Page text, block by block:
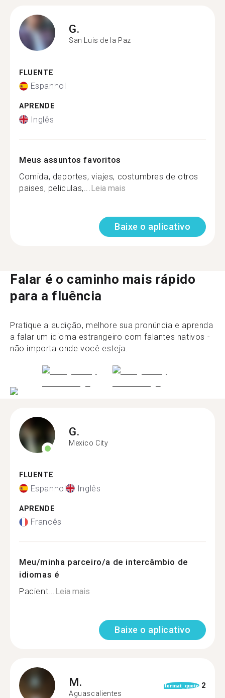
G.
San Luis de la Paz
FLUENTE
Espanhol
APRENDE
Inglês
Meus assuntos favoritos
Comida, deportes, viajes, costumbres de otros
paises, peliculas,... Leia mais
Baixe o aplicativo
Falar é o caminho mais rápido
para a fluência
Pratique a audição, melhore sua pronúncia e aprenda
a falar um idioma estrangeiro com falantes nativos -
não importa onde você esteja.
G.
Mexico City
FLUENTE
Espanhol Inglês
APRENDE
Francês
Meu/minha parceiro/a de intercâmbio de
idiomas é
Pacient...Leia mais
Baixe o aplicativo
M.
Aguascalientes
format_quote 2